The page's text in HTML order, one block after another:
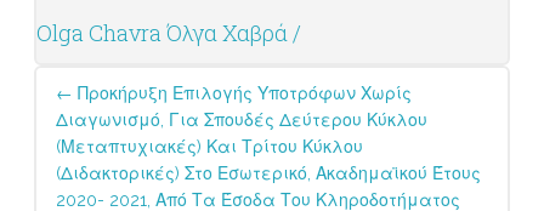
Olga Chavra Όλγα Χαβρά /
Post
navigation
← Προκήρυξη Επιλογής Υποτρόφων Χωρίς
Διαγωνισμό, Για Σπουδές Δεύτερου Κύκλου
(μεταπτυχιακές) Και Τρίτου Κύκλου
(διδακτορικές) Στο Εσωτερικό, Ακαδημαϊκού Έτους
2020- 2021, Από Τα Έσοδα Του Κληροδοτήματος